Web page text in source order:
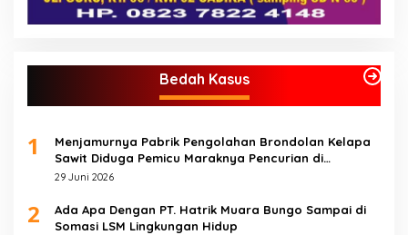
Bedah Kasus
1
Menjamurnya Pabrik Pengolahan Brondolan Kelapa
Sawit Diduga Pemicu Maraknya Pencurian di
Perkebunan Perusahaan Maupun Perorangan
29 Juni 2026
2
Ada Apa Dengan PT. Hatrik Muara Bungo Sampai di
Somasi LSM Lingkungan Hidup